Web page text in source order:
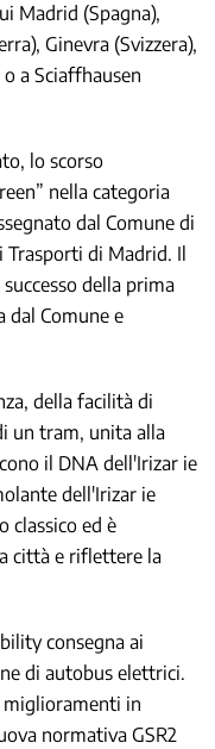
Madrid (Spagna),
Ginevra (Svizzera),
a Sciaffhausen
lo scorso
nella categoria
dal Comune di
di Madrid. Il
della prima
dal Comune e
della facilità di
un tram, unita alla
il DNA dell'Irizar ie
dell'Irizar ie
classico ed è
città e riflettere la
consegna ai
di autobus elettrici.
miglioramenti in
normativa GSR2